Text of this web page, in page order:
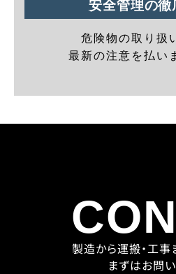
安全管理の徹
危険物の取り扱
最新の注意を払い
製造から運搬・工事
まずはお問